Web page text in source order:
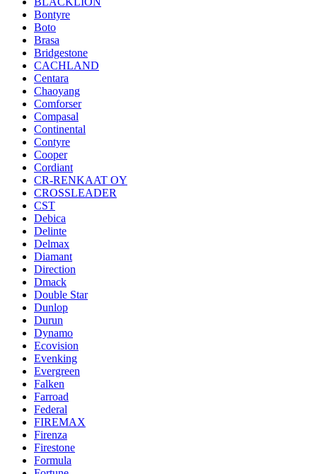
Bontyre
Boto
Brasa
Bridgestone
CACHLAND
Centara
Chaoyang
Comforser
Compasal
Continental
Contyre
Cooper
Cordiant
CR-RENKAAT OY
CROSSLEADER
CST
Debica
Delinte
Delmax
Diamant
Direction
Dmack
Double Star
Dunlop
Durun
Dynamo
Ecovision
Evenking
Evergreen
Falken
Farroad
Federal
FIREMAX
Firenza
Firestone
Formula